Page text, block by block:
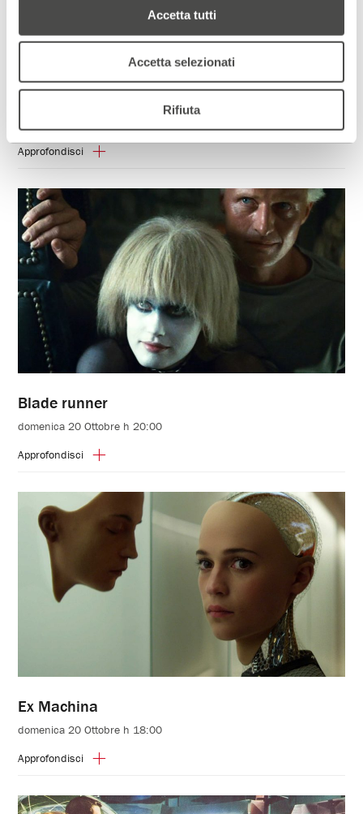
Accetta tutti
Accetta selezionati
Rifiuta
Io, Robot
Approfondisci
Blade runner
domenica 20 Ottobre h 20:00
Approfondisci
Ex Machina
domenica 20 Ottobre h 18:00
Approfondisci